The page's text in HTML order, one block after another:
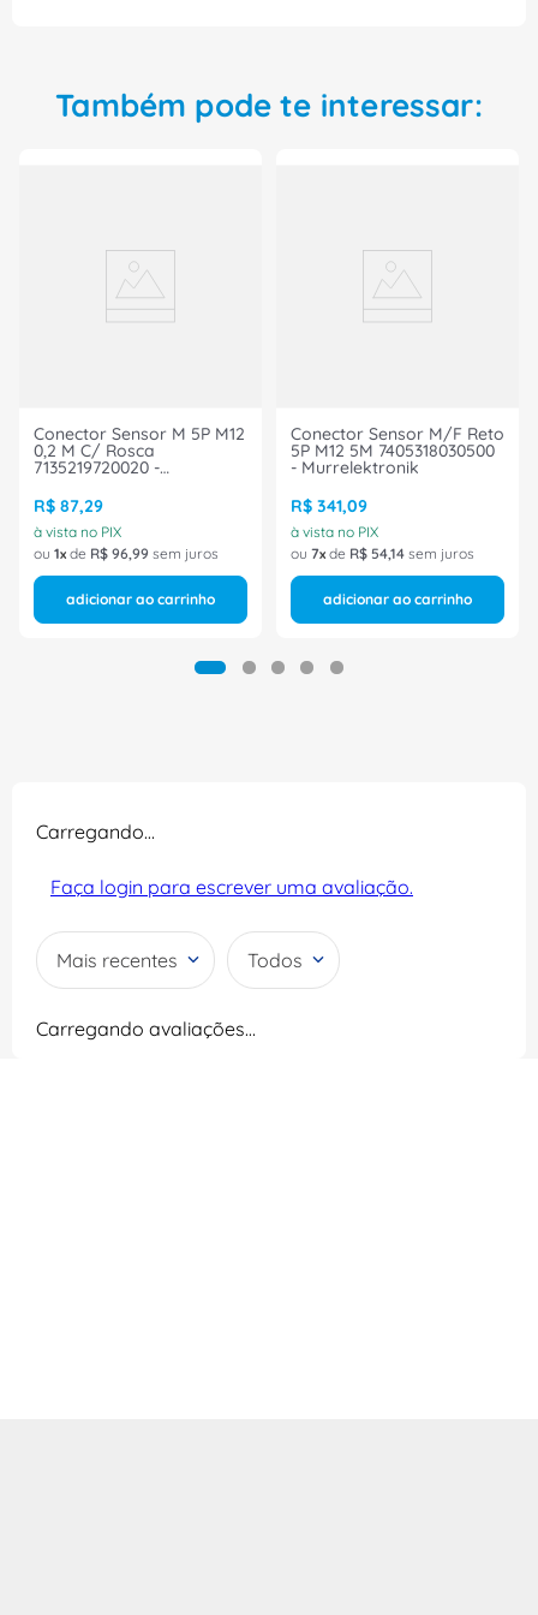
seu ambiente de trabalho e tenha uma operação
mais tranquila e eficaz com a ajuda deste
Também pode te interessar:
Conector Sensor M 5P M12
0,2 M C/ Rosca
7135219720020 -
R$ 87,29
à vista no PIX
ou 1 de R$ 96,99 sem juros
adicionar ao carrinho
Conector Sensor M/F Reto
5P M12 5M 7405318030500
- Murrelektronik
R$ 341,09
à vista no PIX
ou 7 de R$ 54,14 sem juros
adicionar ao carrinho
Carregando…
Faça login para escrever uma avaliação.
Mais recentes Todos
Carregando avaliações…